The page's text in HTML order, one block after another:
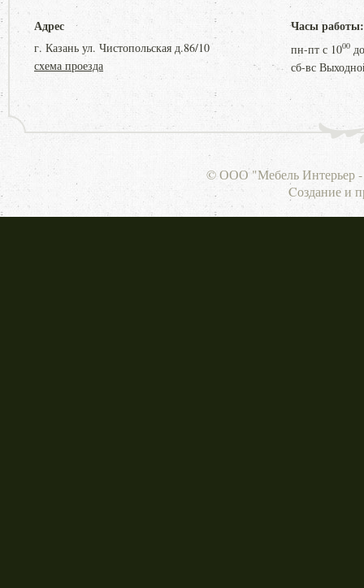
Адрес
г. Казань ул. Чистопольская д.86/10
схема проезда
Часы работы:
пн-пт с 1000
сб-вс
© ООО "Мебель Интерьер -
Cоздание и